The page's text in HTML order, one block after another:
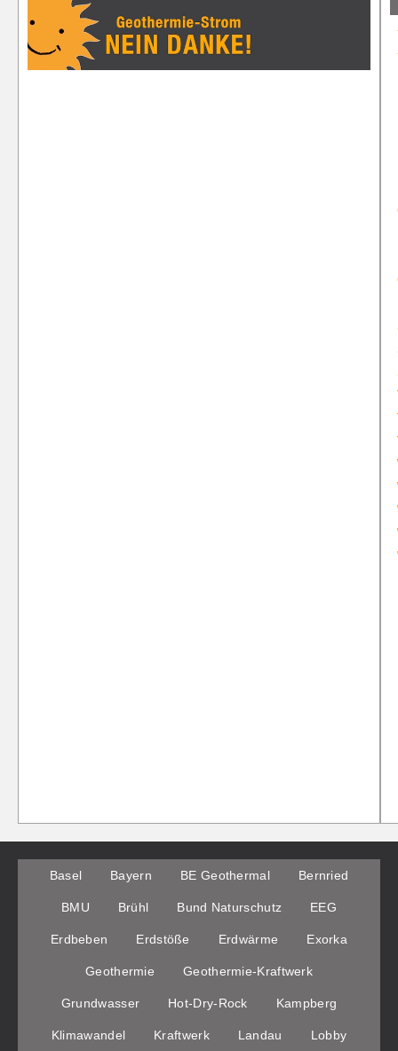
Basel Bayern BE Geothermal Bernried
BMU Brühl Bund Naturschutz EEG
Erdbeben Erdstöße Erdwärme Exorka
Geothermie Geothermie-Kraftwerk
Grundwasser Hot-Dry-Rock Kampberg
Klimawandel Kraftwerk Landau Lobby